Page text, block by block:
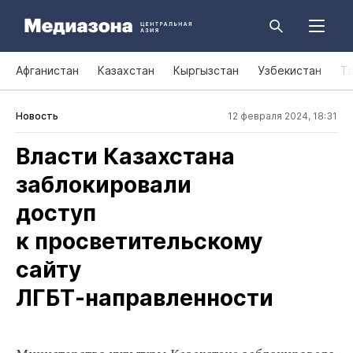
Афганистан Казахстан Кыргызстан Узбекистан
Новость 12 февраля 2024, 18:31
Власти Казахстана
заблокировали
доступ
к просветительскому
сайту
ЛГБТ‑направленности